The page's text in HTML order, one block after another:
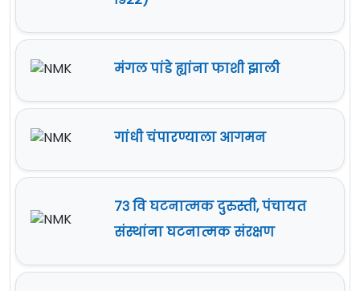
मंगल पांडे ह्यांना फाशी झाली
गांधी चंपारण्याला आगमन
७३ वि घटनात्मक दुरुस्ती, पंचायत
संस्थांना घटनात्मक संरक्षण